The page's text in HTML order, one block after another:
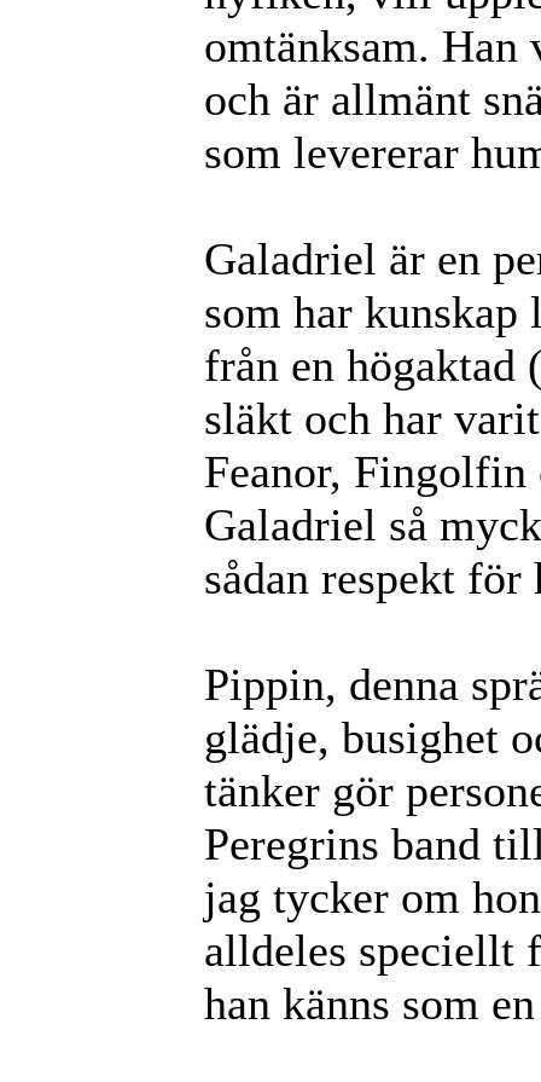
omtänksam.
och är allmänt
som levererar
Galadriel är en
som har
från en
släkt och har
Feanor,
Galadriel så
sådan respekt för
Pippin, denna
glädje, busighet
tänker gör
Peregrins band
jag tycker om
alldeles speciellt
han känns som